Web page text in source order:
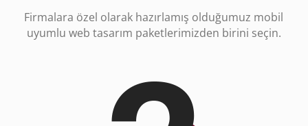
Firmalara özel olarak hazırlamış olduğumuz mobil
uyumlu web tasarım paketlerimizden birini seçin.